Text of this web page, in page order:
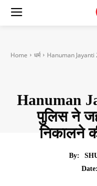
Home धर्म
Hanuman Jayanti
Hanuman
पुलिस ने
निकालने
By:
Date: